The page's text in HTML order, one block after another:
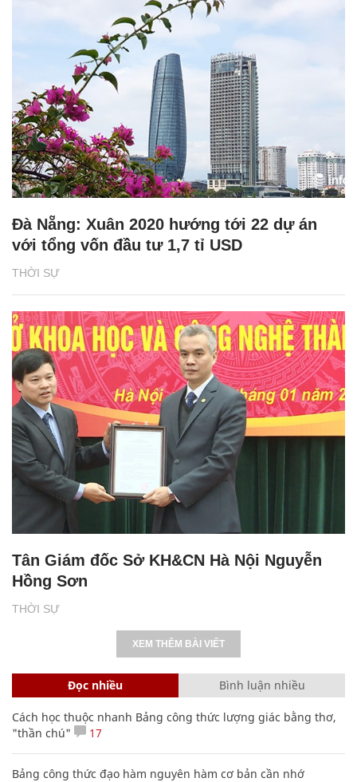
THỜI SỰ
Đà Nẵng: Xuân 2020 hướng tới 22 dự án
với tổng vốn đầu tư 1,7 tỉ USD
THỜI SỰ
Tân Giám đốc Sở KH&CN Hà Nội Nguyễn
Hồng Sơn
XEM THÊM BÀI VIẾT
Đọc nhiều Bình luận nhiều
Cách học thuộc nhanh Bảng công thức lượng giác bằng thơ,
"thần chú"
17
Bảng công thức đạo hàm nguyên hàm cơ bản cần nhớ